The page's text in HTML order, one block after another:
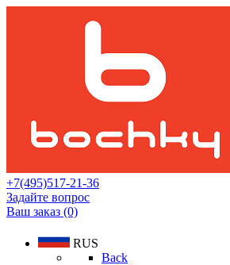
+7(495)517-21-36
Задайте вопрос
Ваш заказ (0)
RUS
Back